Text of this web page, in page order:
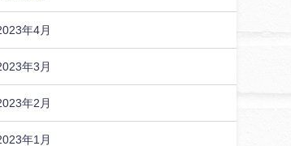
年4月
年3月
年2月
年1月